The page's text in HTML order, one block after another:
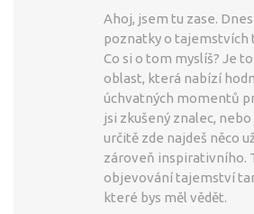
Ahoj, jsem tu zase.
poznatky o tajemstvích
Co si o tom myslíš? Je
oblast, která nabízí
úchvatných momentů
jsi zkušený znalec,
určitě zde najdeš něco
zároveň inspirativního.
objevování tajemství
které bys měl vědět.